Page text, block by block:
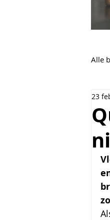
Alle
23